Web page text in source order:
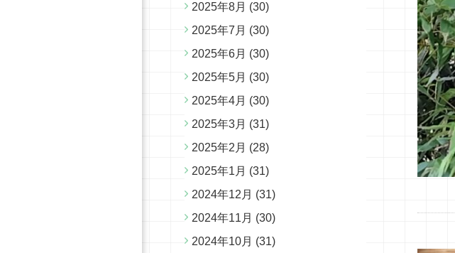
2025年8月 (30)
2025年7月 (30)
2025年6月 (30)
2025年5月 (30)
2025年4月 (30)
2025年3月 (31)
2025年2月 (28)
2025年1月 (31)
2024年12月 (31)
2024年11月 (30)
2024年10月 (31)